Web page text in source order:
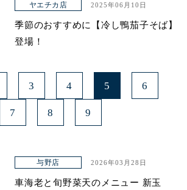
ヤエチカ店 2025年06月10日
季節のおすすめに【冷し鴨茄子そば】
登場！
3 4 5 6
7 8 9
与野店 2026年03月28日
車海老と旬野菜天のメニュー 新玉